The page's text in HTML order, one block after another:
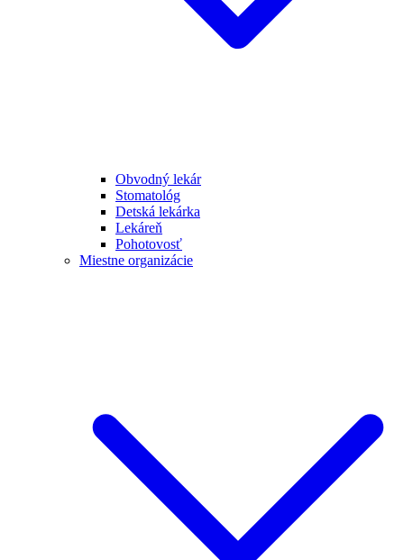
Obvodný lekár
Stomatológ
Detská lekárka
Lekáreň
Pohotovosť
Miestne organizácie